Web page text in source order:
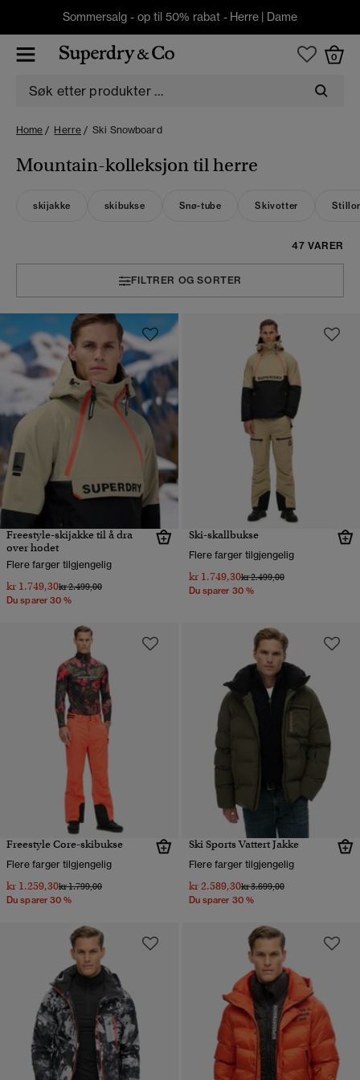
Sommersalg - op til 50% rabat - Herre | Dame
0
Home Herre Ski Snowboard
Mountain-kolleksjon til herre
skijakke skibukse Snø-tube Skivotter
47 VARER
FILTRER OG SORTER
Freestyle-skijakke til å dra
over hodet
Flere farger tilgjengelig
kr 1.749,30Pris nedsatt fra
kr 2.499,00til
Du sparer 30 %
Ski-skallbukse
Flere farger tilgjengelig
kr 1.749,30Pris nedsatt fra
kr 2.499,00til
Du sparer 30 %
Freestyle Core-skibukse
Flere farger tilgjengelig
kr 1.259,30Pris nedsatt fra
kr 1.799,00til
Du sparer 30 %
Ski Sports Vattert Jakke
Flere farger tilgjengelig
kr 2.589,30Pris nedsatt fra
kr 3.699,00til
Du sparer 30 %